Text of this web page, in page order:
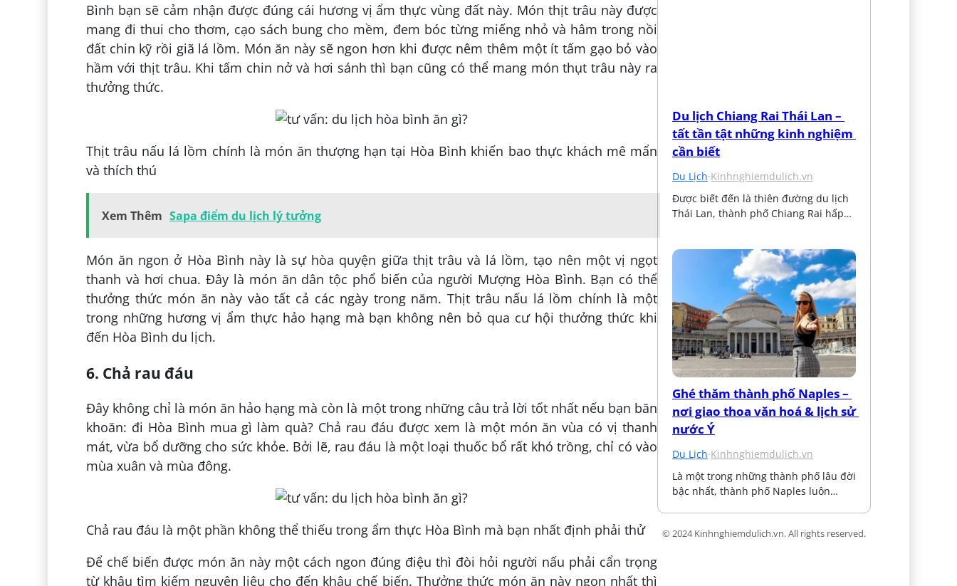
Bình bạn sẽ cảm nhận được đúng cái hương vị ẩm thực vùng đất này. Món thịt trâu này được
mang đi thui cho thơm, cạo sách bung cho mềm, đem bóc từng miếng nhỏ và hâm trong nồi
đất chin kỹ rồi giã lá lồm. Món ăn này sẽ ngon hơn khi được nêm thêm một ít tấm gạo bỏ vào
hầm với thịt trâu. Khi tấm chin nở và hơi sánh thì bạn cũng có thể mang món thụt trâu này ra
thưởng thức.
Thịt trâu nấu lá lồm chính là món ăn thượng hạn tại Hòa Bình khiến bao thực khách mê mẩn
và thích thú
Xem Thêm Sapa điểm du lịch lý tưởng
Món ăn ngon ở Hòa Bình này là sự hòa quyện giữa thịt trâu và lá lồm, tạo nên một vị ngọt
thanh và hơi chua. Đây là món ăn dân tộc phổ biến của người Mượng Hòa Bình. Bạn có thể
thưởng thức món ăn này vào tất cả các ngày trong năm. Thịt trâu nấu lá lồm chính là một
trong những hương vị ẩm thực hảo hạng mà bạn không nên bỏ qua cư hội thưởng thức khi
đến Hòa Bình du lịch.
6. Chả rau đáu
Đây không chỉ là món ăn hảo hạng mà còn là một trong những câu trả lời tốt nhất nếu bạn băn
khoăn: đi Hòa Bình mua gì làm quà? Chả rau đáu được xem là một món ăn vùa có vị thanh
mát, vừa bổ dưỡng cho sức khỏe. Bởi lẽ, rau đáu là một loại thuốc bổ rất khó trồng, chỉ có vào
mùa xuân và mùa đông.
Chả rau đáu là một phần không thể thiếu trong ẩm thực Hòa Bình mà bạn nhất định phải thử
Để chế biến được món ăn này một cách ngon đúng điệu thì đòi hỏi người nấu phải cẩn trọng
từ khâu tìm kiếm nguyên liệu cho đến khâu chế biến. Thưởng thức món ăn này ngon nhất thì
Du lịch Chiang Rai Thái Lan –
tất tần tật những kinh nghiệm
cần biết
Du Lịch·Kinhnghiemdulich.vn
Được biết đến là thiên đường du lịch
Thái Lan, thành phố Chiang Rai hấp…
Ghé thăm thành phố Naples –
nơi giao thoa văn hoá & lịch sử
nước Ý
Du Lịch·Kinhnghiemdulich.vn
Là một trong những thành phố lâu đời
bậc nhất, thành phố Naples luôn…
© 2024 Kinhnghiemdulich.vn. All rights reserved.